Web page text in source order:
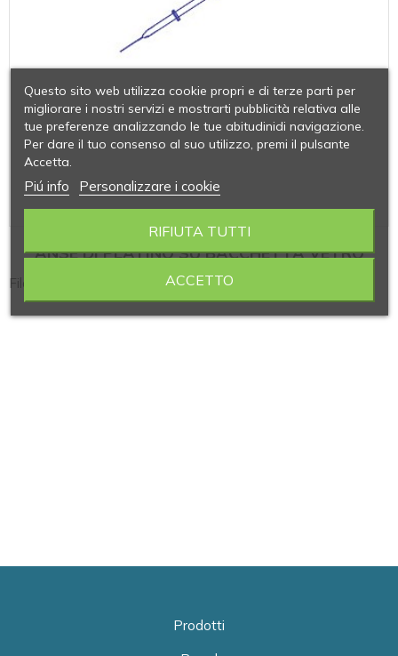
ANSE DI PLATINO SU BACCHETTA VETRO
Filo di platino montato su bacchetta di vetro
Prodotti
Questo sito web utilizza cookie propri e di terze parti per
migliorare i nostri servizi e mostrarti pubblicità relativa alle
tue preferenze analizzando le tue abitudinidi navigazione.
Per dare il tuo consenso al suo utilizzo, premi il pulsante
Accetta.
Piú info Personalizzare i cookie
RIFIUTA TUTTI
ACCETTO